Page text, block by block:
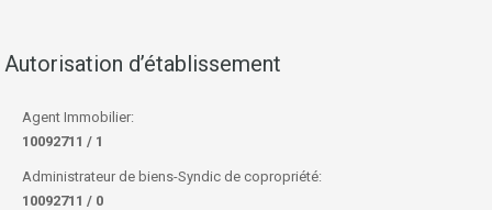
Autorisation d’établissement
Agent Immobilier:
10092711 / 1
Administrateur de biens-Syndic de copropriété:
10092711 / 0